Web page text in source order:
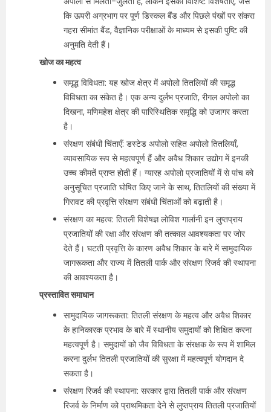
कि ऊपरी अग्रभाग पर पूर्ण डिस्कल बैंड और पिछले पंखों पर संकरा
गहरा सीमांत बैंड, वैज्ञानिक परीक्षाओं के माध्यम से इसकी पुष्टि की
अनुमति देती हैं।
खोज का महत्व
समृद्ध विविधता: यह खोज क्षेत्र में अपोलो तितलियों की समृद्ध
विविधता का संकेत है। एक अन्य दुर्लभ प्रजाति, रीगल अपोलो का
दिखना, मणिमहेश क्षेत्र की पारिस्थितिक समृद्धि को उजागर करता
है।
संरक्षण संबंधी चिंताएँ: डस्टेड अपोलो सहित अपोलो तितलियाँ,
व्यावसायिक रूप से महत्वपूर्ण हैं और अवैध शिकार उद्योग में इनकी
उच्च कीमतें प्राप्त होती हैं। ग्यारह अपोलो प्रजातियों में से पांच को
अनुसूचित प्रजाति घोषित किए जाने के साथ, तितलियों की संख्या में
गिरावट की प्रवृत्ति संरक्षण संबंधी चिंताओं को बढ़ाती है।
संरक्षण का महत्व: तितली विशेषज्ञ लोविश गार्लानी इन लुप्तप्राय
प्रजातियों की रक्षा और संरक्षण की तत्काल आवश्यकता पर जोर
देते हैं। घटती प्रवृत्ति के कारण अवैध शिकार के बारे में सामुदायिक
जागरूकता और राज्य में तितली पार्क और संरक्षण रिजर्व की स्थापना
की आवश्यकता है।
प्रस्तावित समाधान
सामुदायिक जागरूकता: तितली संरक्षण के महत्व और अवैध शिकार
के हानिकारक प्रभाव के बारे में स्थानीय समुदायों को शिक्षित करना
महत्वपूर्ण है। समुदायों को जैव विविधता के संरक्षक के रूप में शामिल
करना दुर्लभ तितली प्रजातियों की सुरक्षा में महत्वपूर्ण योगदान दे
सकता है।
संरक्षण रिजर्व की स्थापना: सरकार द्वारा तितली पार्क और संरक्षण
रिजर्व के निर्माण को प्राथमिकता देने से लुप्तप्राय तितली प्रजातियों